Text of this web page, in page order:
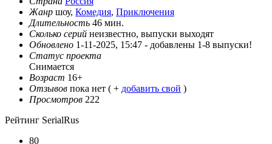
Жанр шоу, Комедия, Приключения
Длительность 46 мин.
Сколько серий неизвестно, выпуски выходят
Обновлено 1-11-2025, 15:47 - добавлены 1-8 выпуски!
Статус проекта
Снимается
Возраст 16+
Отзывов пока нет ( + добавить свой )
Просмотров 222
Рейтинг SerialRus
80